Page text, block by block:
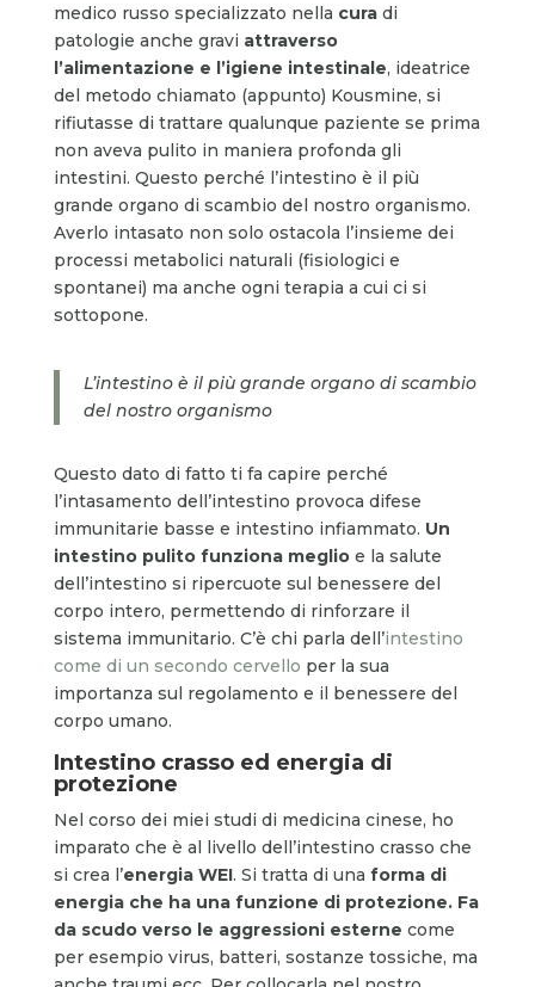
medico russo specializzato nella curadi
patologie anche gravi attraverso
l’alimentazione e l’igiene intestinale, ideatrice
del metodo chiamato (appunto) Kousmine, si
rifiutasse di trattare qualunque paziente se prima
non aveva pulito in maniera profonda gli
intestini. Questo perché l’intestino è il più
grande organo di scambio del nostro organismo.
Averlo intasato non solo ostacola l’insieme dei
processi metabolici naturali (fisiologici e
spontanei) ma anche ogni terapia a cui ci si
sottopone.
L’intestino è il più grande organo di scambio
del nostro organismo
Questo dato di fatto ti fa capire perché
l’intasamento dell’intestino provoca difese
immunitarie basse e intestino infiammato. Un
intestino pulito funziona meglioe la salute
dell’intestino si ripercuote sul benessere del
corpo intero, permettendo di rinforzare il
sistema immunitario. C’è chi parla dell’intestino
come di un secondo cervello per la sua
importanza sul regolamento e il benessere del
corpo umano.
Intestino crasso ed energia di
protezione
Nel corso dei miei studi di medicina cinese, ho
imparato che è al livello dell’intestino crasso che
si crea l’energia WEI. Si tratta di una forma di
energia che ha una funzione di protezione. Fa
da scudo verso le aggressioni esterne come
per esempio virus, batteri, sostanze tossiche, ma